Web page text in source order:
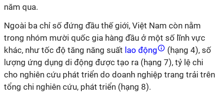
năm qua.
Ngoài ba chỉ số đứng đầu thế giới, Việt Nam còn nằm
trong nhóm mười quốc gia hàng đầu ở một số lĩnh vực
khác, như tốc độ tăng năng suất lao động
(hạng 4), số
lượng ứng dụng di động được tạo ra (hạng 7), tỷ lệ chi
cho nghiên cứu phát triển do doanh nghiệp trang trải trên
tổng chi nghiên cứu, phát triển (hạng 8).